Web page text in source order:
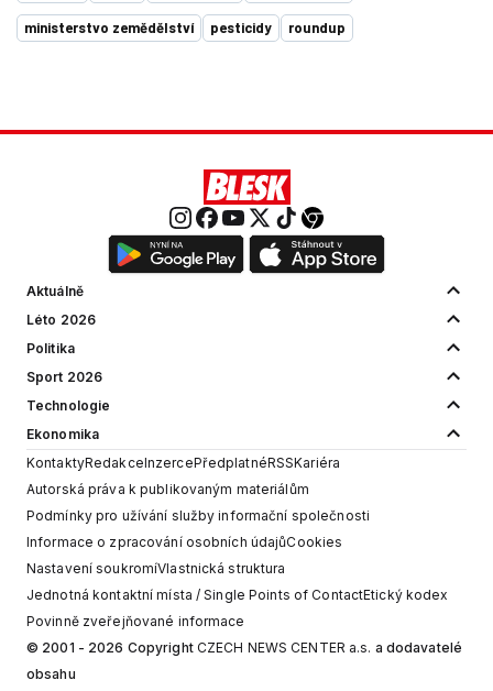
ministerstvo zemědělství pesticidy roundup
Aktuálně
Léto 2026
Politika
Sport 2026
Technologie
Ekonomika
KontaktyRedakceInzercePředplatnéRSSKariéra
Autorská práva k publikovaným materiálům
Podmínky pro užívání služby informační společnosti
Informace o zpracování osobních údajůCookies
Nastavení soukromíVlastnická struktura
Jednotná kontaktní místa / Single Points of ContactEtický kodex
Povinně zveřejňované informace
© 2001 - 2026 Copyright CZECH NEWS CENTER a.s. a dodavatelé
obsahu